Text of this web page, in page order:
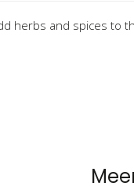
herbs and spices to